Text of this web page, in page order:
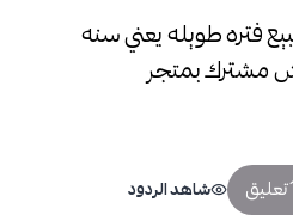
فتره طويله يعني سنه
مشترك بمتجر
شاهد الردود